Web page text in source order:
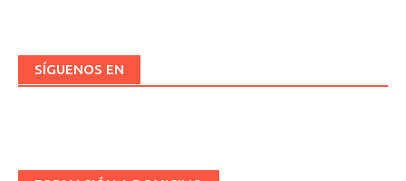
SÍGUENOS EN